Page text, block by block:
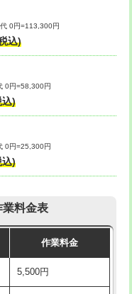
66,000円
16,500円
現場見積
22,000円+材料費
16,500円+材料費
11,000円+材料費
13,200円
16,500円
16,500円
0円=113,300円
込)
0円=58,300円
込)
0円=25,300円
込)
業料金表
作業料金
5,500円